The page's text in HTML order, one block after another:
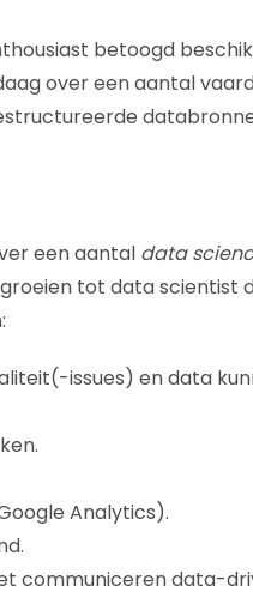
betoogd
over een aantal
een aantal data
tot data scientist
issues) en data
Analytics).
communiceren data-